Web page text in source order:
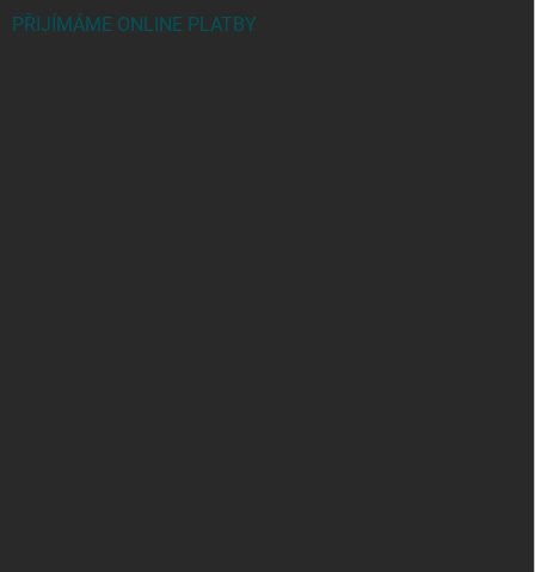
PŘIJÍMÁME ONLINE PLATBY